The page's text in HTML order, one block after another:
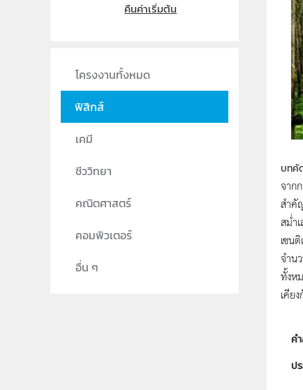
บทคั
จาก
สำคั
สม่ำ
เซน
จำน
ทั้งห
เคีย
ค
ป
คืนค่าเริ่มต้น
โครงงานทั้งหมด
ฟิสิกส์
เคมี
ชีววิทยา
คณิตศาสตร์
คอมพิวเตอร์
อื่น ๆ